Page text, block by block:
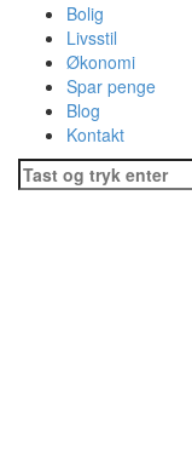
Bolig
Livsstil
Økonomi
Spar penge
Blog
Kontakt
Søg
efter: